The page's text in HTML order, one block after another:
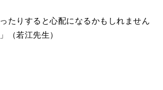
たりすると心配になるかもしれません
（若江先生）